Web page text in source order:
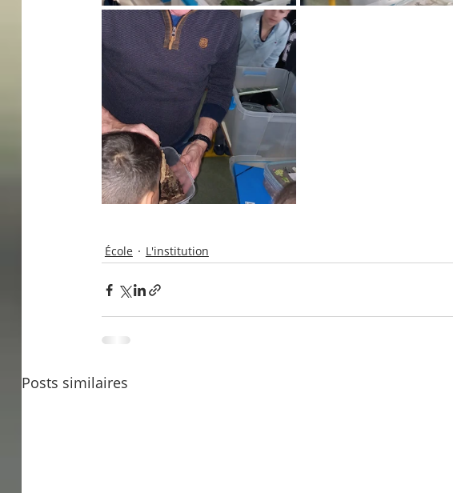
École L'institution
Posts similaires